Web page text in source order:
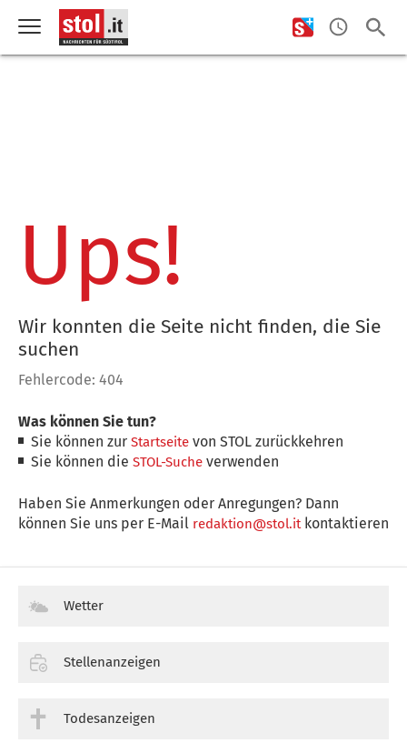
Ups!
Wir konnten die Seite nicht finden, die Sie
suchen
Fehlercode: 404
Was können Sie tun?
Sie können zurStartseite von STOL zurückkehren
Sie können dieSTOL-Suche verwenden
Haben Sie Anmerkungen oder Anregungen? Dann
können Sie uns per E-Mail redaktion@stol.itkontaktieren
Wetter
Stellenanzeigen
Todesanzeigen